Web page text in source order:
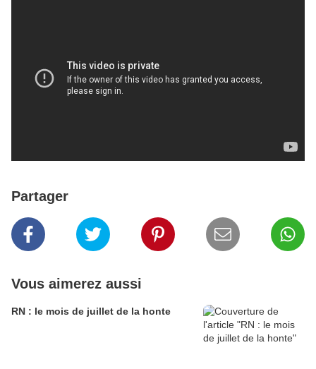
Partager
Vous aimerez aussi
RN : le mois de juillet de la honte